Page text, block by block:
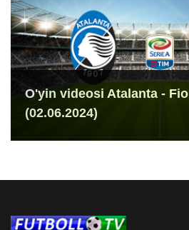
O'yin videosi Atalanta -
(02.06.2024)